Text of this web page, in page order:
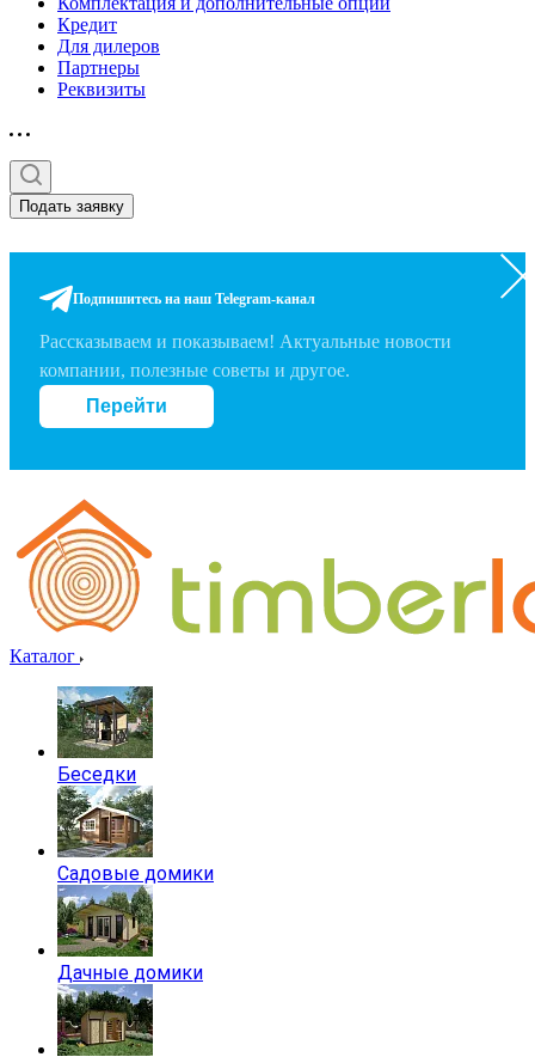
Кредит
Для дилеров
Партнеры
Реквизиты
Подать заявку
Подпишитесь на наш Telegram-канал
Рассказываем и показываем! Актуальные новости
компании, полезные советы и другое.
Перейти
Каталог
Беседки
Садовые домики
Дачные домики